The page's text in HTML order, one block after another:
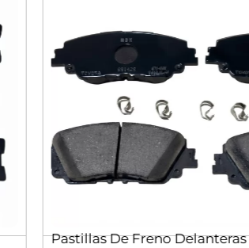
Pastillas De Freno Delanteras